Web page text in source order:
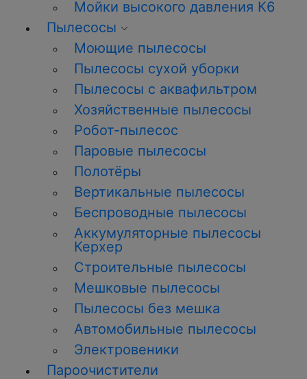
Мойки высокого давления К6
Пылесосы
Моющие пылесосы
Пылесосы сухой уборки
Пылесосы с аквафильтром
Хозяйственные пылесосы
Робот-пылесос
Паровые пылесосы
Полотёры
Вертикальные пылесосы
Беспроводные пылесосы
Аккумуляторные пылесосы
Керхер
Строительные пылесосы
Мешковые пылесосы
Пылесосы без мешка
Автомобильные пылесосы
Электровеники
Пароочистители